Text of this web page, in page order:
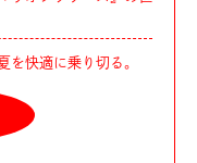
を快適に乗り切る。